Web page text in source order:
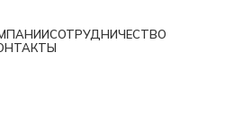
СОТРУДНИЧЕСТВО